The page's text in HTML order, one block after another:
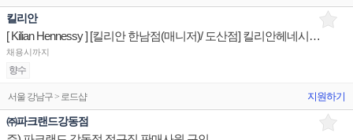
킬리안
[ Kilian Hennessy ] [킬리안 한남점(매니저)/ 도산점] 킬리안헤네시 스페셜리스트 매장판매사원
채용시까지
향수
서울 강남구 > 로드샵 지원하기
㈜파크랜드강동점